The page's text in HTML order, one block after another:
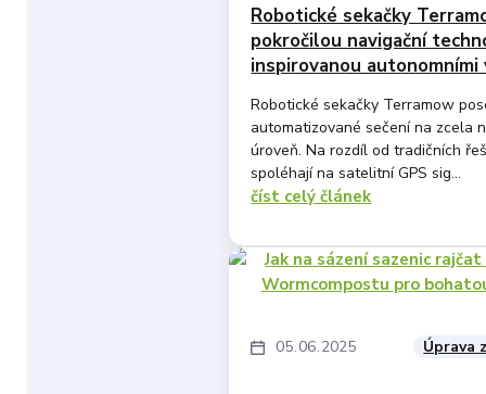
Robotické sekačky
pokročilou navigační
inspirovanou autonomními
Robotické sekačky Terramow
automatizované sečení na zcela
úroveň. Na rozdíl od tradičních
spoléhají na satelitní GPS sig...
číst celý článek
05 06 2025 Úprava